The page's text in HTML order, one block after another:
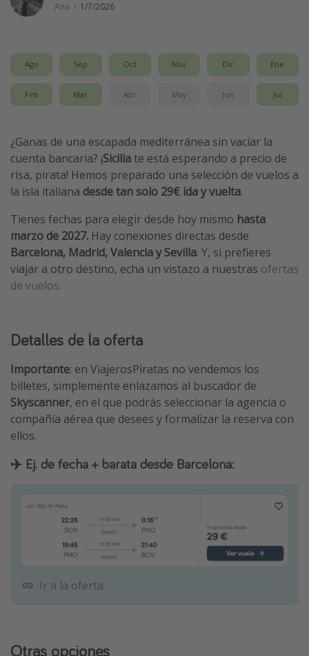
Viajes para singles
Más temas
Trabajar en el extranjero
Hoteles más hot de España
Guía de equipaje de mano
Parques de atracciones
Viaja con musicales
El Rey León el musical
Harry Potter en Londres y otros destinos
Eventos deportivos
Ana · 1/7/2026
Ago Sep Oct Nov Dic Ene
Feb Mar Abr May Jun Jul
¿Ganas de una escapada mediterránea sin vaciar la
cuenta bancaria? ¡Sicilia te está esperando a precio de
risa, pirata! Hemos preparado una selección de vuelos a
la isla italiana desde tan solo 29€ ida y vuelta.
Tienes fechas para elegir desde hoy mismo hasta
marzo de 2027. Hay conexiones directas desde
Barcelona, Madrid, Valencia y Sevilla. Y, si prefieres
viajar a otro destino, echa un vistazo a nuestras ofertas
de vuelos.
Detalles de la oferta
Importante: en ViajerosPiratas no vendemos los
billetes, simplemente enlazamos al buscador de
Skyscanner, en el que podrás seleccionar la agencia o
compañía aérea que desees y formalizar la reserva con
ellos.
✈️ Ej. de fecha + barata desde Barcelona:
Ir a la oferta
Otras opciones